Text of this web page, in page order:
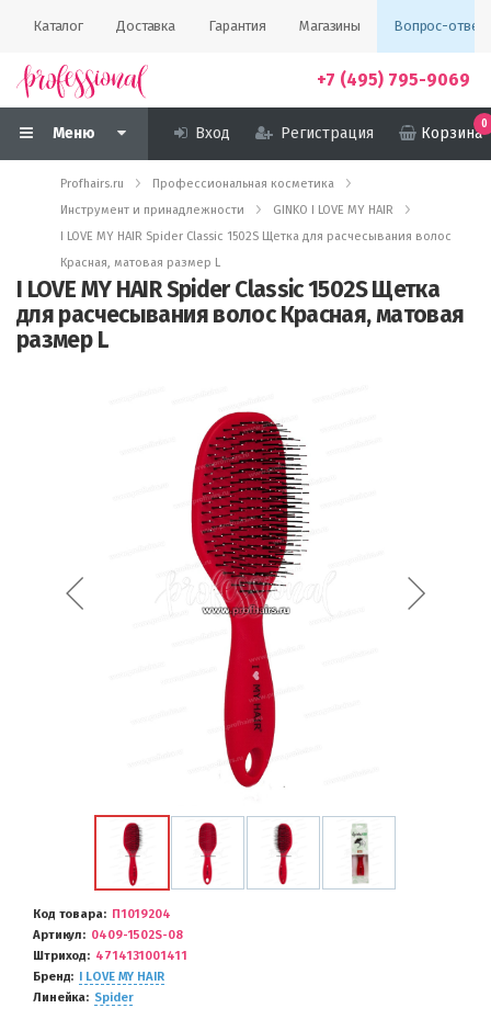
Каталог Доставка Гарантия Магазины Вопрос-ответ
+7 (495) 795-9069
Меню Вход Регистрация Корзина
0
Profhairs.ru
Профессиональная косметика
Инструмент и принадлежности
GINKO I LOVE MY HAIR
I LOVE MY HAIR Spider Classic 1502S Щетка для расчесывания волос
Красная, матовая размер L
I LOVE MY HAIR Spider Classic 1502S Щетка
для расчесывания волос Красная, матовая
размер L
Код товара
П1019204
Артикул
0409-1502S-08
Штриход
4714131001411
Бренд
I LOVE MY HAIR
Линейка
Spider